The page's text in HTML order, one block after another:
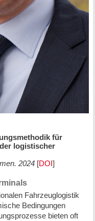
für
logistischer
2024[DOI]
Fahrzeuglogistik
Bedingungen
bieten oft